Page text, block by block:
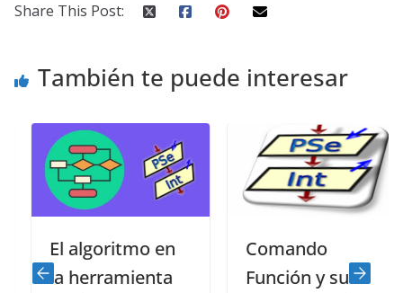
Share This Post:
También te puede interesar
El algoritmo en
la herramienta
Comando
Función y su